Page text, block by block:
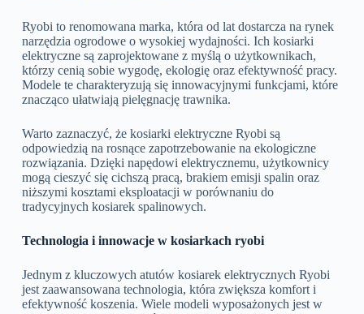
Ryobi to renomowana marka, która od lat dostarcza na rynek
narzędzia ogrodowe o wysokiej wydajności. Ich kosiarki
elektryczne są zaprojektowane z myślą o użytkownikach,
którzy cenią sobie wygodę, ekologię oraz efektywność pracy.
Modele te charakteryzują się innowacyjnymi funkcjami, które
znacząco ułatwiają pielęgnację trawnika.
Warto zaznaczyć, że kosiarki elektryczne Ryobi są
odpowiedzią na rosnące zapotrzebowanie na ekologiczne
rozwiązania. Dzięki napędowi elektrycznemu, użytkownicy
mogą cieszyć się cichszą pracą, brakiem emisji spalin oraz
niższymi kosztami eksploatacji w porównaniu do
tradycyjnych kosiarek spalinowych.
Technologia i innowacje w kosiarkach ryobi
Jednym z kluczowych atutów kosiarek elektrycznych Ryobi
jest zaawansowana technologia, która zwiększa komfort i
efektywność koszenia. Wiele modeli wyposażonych jest w